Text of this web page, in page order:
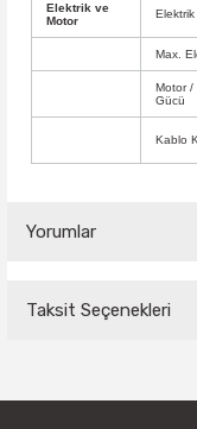
Elektrik ve
Motor
Max.
Motor /
Gücü
Kablo
Yorumlar
Taksit Seçenekleri